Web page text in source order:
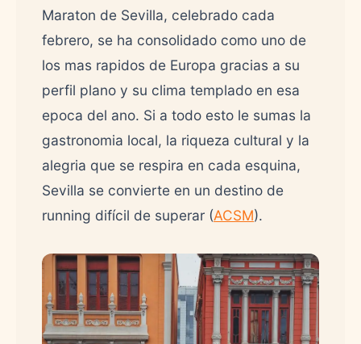
Maraton de Sevilla, celebrado cada
febrero, se ha consolidado como uno de
los mas rapidos de Europa gracias a su
perfil plano y su clima templado en esa
epoca del ano. Si a todo esto le sumas la
gastronomia local, la riqueza cultural y la
alegria que se respira en cada esquina,
Sevilla se convierte en un destino de
running difícil de superar (ACSM).